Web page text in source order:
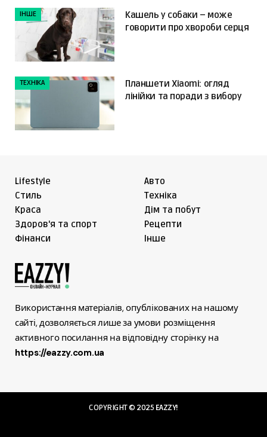
ІНШЕ
Кашель у собаки – може
говорити про хвороби серця
ТЕХНІКА
Планшети Xiaomi: огляд
лінійки та поради з вибору
Lifestyle
Cтиль
Краса
Здоров'я та спорт
Фінанси
Авто
Техніка
Дім та побут
Рецепти
Інше
Використання матеріалів, опублікованих на нашому
сайті, дозволяється лише за умови розміщення
активного посилання на відповідну сторінку на
https://eazzy.com.ua
COPYRIGHT © 2025 EAZZY!